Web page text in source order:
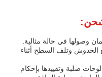
وصولها في حالة مثالية.
الخدوش وتلف السطح أثناء
صلبة وتقييدها بإحكام